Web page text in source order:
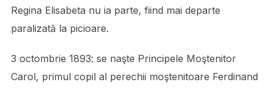
Regina Elisabeta nu ia parte, fiind mai departe
paralizată la picioare.
3 octombrie 1893: se naşte Principele Moştenitor
Carol, primul copil al perechii moştenitoare Ferdinand